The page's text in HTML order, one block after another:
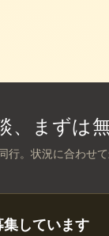
、まずは
行。状況に合わせ
しています